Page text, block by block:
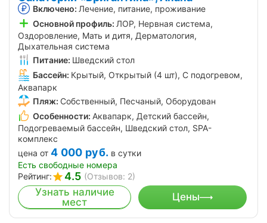
Включено: Лечение, питание, проживание
Основной профиль: ЛОР, Нервная система,
Оздоровление, Мать и дитя, Дерматология,
Дыхательная система
Питание: Шведский стол
Бассейн: Крытый, Открытый (4 шт), С подогревом,
Аквапарк
Пляж: Собственный, Песчаный, Оборудован
Особенности: Аквапарк, Детский бассейн,
Подогреваемый бассейн, Шведский стол, SPA-
комплекс
цена от 4 000 руб. в сутки
Есть свободные номера
Рейтинг:
4.5 (Отзывов: 2)
Узнать наличие
мест
Цены